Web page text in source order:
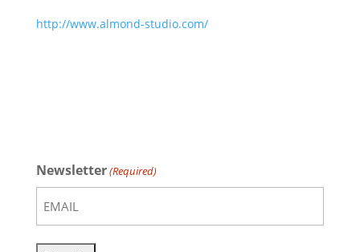
http://www.almond-studio.com/
Newsletter(Required)